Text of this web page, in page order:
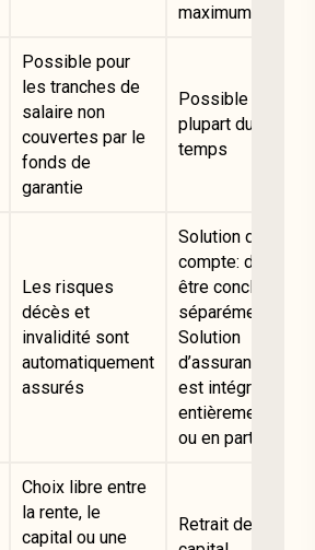
maximum
Possible pour
les tranches de
salaire non
couvertes par le
fonds de
garantie
Possible la
plupart du
temps
Les risques
décès et
invalidité sont
automatiquement
assurés
Solution de
compte: doit
être conclue
séparément.
Solution
d’assurance:
est intégrée
entièrement
ou en partie
Choix libre entre
la rente, le
capital ou une
Retrait de